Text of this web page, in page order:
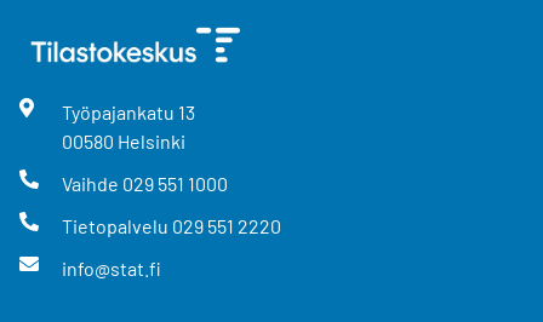
Työpajankatu 13
00580 Helsinki
Vaihde 029 551 1000
Tietopalvelu 029 551 2220
info@stat.fi